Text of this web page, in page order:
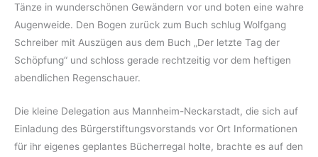
Tänze in wunderschönen Gewändern vor und boten eine wahre
Augen­weide. Den Bogen zurück zum Buch schlug Wolfgang
Schreiber mit Auszügen aus dem Buch „Der letzte Tag der
Schöpfung“ und schloss gerade rechtzeitig vor dem heftigen
abendlichen Regenschauer.
Die kleine Delegation aus Mannheim-Neckarstadt, die sich auf
Einladung des Bürgerstiftungsvorstands vor Ort Informationen
für ihr eigenes geplantes Bücherregal holte, brachte es auf den